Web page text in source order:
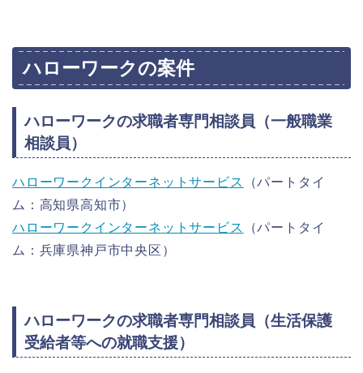
ハローワークの案件
ハローワークの求職者専門相談員（一般職業
相談員）
ハローワークインターネットサービス
（パートタイ
ム：高知県高知市）
ハローワークインターネットサービス
（パートタイ
ム：兵庫県神戸市中央区）
ハローワークの求職者専門相談員（生活保護
受給者等への就職支援）